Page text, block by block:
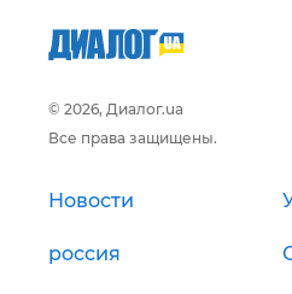
© 2026, Диалог.ua
Все права защищены.
Новости
россия